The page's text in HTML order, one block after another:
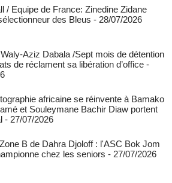
/ Equipe de France: Zinedine Zidane
des Bleus - 28/07/2026
Aziz Dabala /Sept mois de détention
de réclament sa libération d’office -
africaine se réinvente à Bamako
et Souleymane Bachir Diaw portent
- 27/07/2026
B de Dahra Djoloff : l'ASC Bok Jom
chez les seniors - 27/07/2026